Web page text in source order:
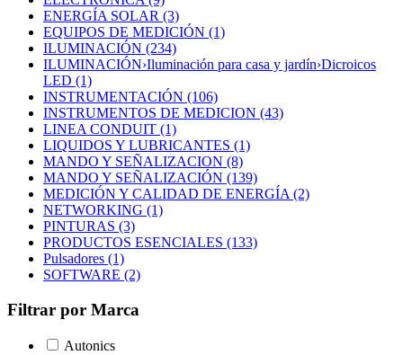
ENERGÍA SOLAR (3)
EQUIPOS DE MEDICIÓN (1)
ILUMINACIÓN (234)
ILUMINACIÓN›Iluminación para casa y jardín›Dicroicos
LED (1)
INSTRUMENTACIÓN (106)
INSTRUMENTOS DE MEDICION (43)
LINEA CONDUIT (1)
LIQUIDOS Y LUBRICANTES (1)
MANDO Y SEÑALIZACION (8)
MANDO Y SEÑALIZACIÓN (139)
MEDICIÓN Y CALIDAD DE ENERGÍA (2)
NETWORKING (1)
PINTURAS (3)
PRODUCTOS ESENCIALES (133)
Pulsadores (1)
SOFTWARE (2)
Filtrar por Marca
Autonics